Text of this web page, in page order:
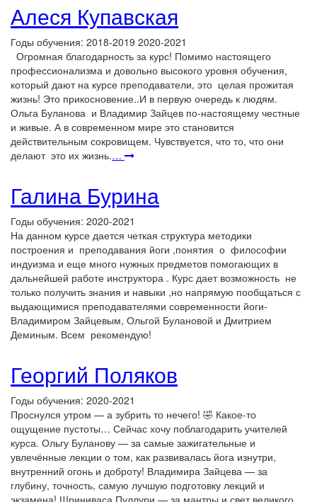
Алеся Купавская
Годы обучения: 2018-2019 2020-2021
Огромная благодарность за курс! Помимо настоящего
профессионализма и довольно высокого уровня обучения,
который дают на курсе преподаватели, это целая прожитая
жизнь! Это прикосновение..И в первую очередь к людям.
Ольга Буланова и Владимир Зайцев по-настоящему честные
и живые. А в современном мире это становится
действительным сокровищем. Чувствуется, что то, что они
делают это их жизнь.…
Галина Бурина
Годы обучения: 2020-2021
На данном курсе дается четкая структура методики
построения и преподавания йоги ,понятия о философии
индуизма и еще много нужных предметов помогающих в
дальнейшей работе инструктора . Курс дает возможность не
только получить знания и навыки ,но напрямую пообщаться с
выдающимися преподавателями современности йоги-
Владимиром Зайцевым, Ольгой Булановой и Дмитрием
Деминым. Всем рекомендую!
Георгий Поляков
Годы обучения: 2020-2021
Проснулся утром — а зубрить то нечего! 🤣 Какое-то
ощущение пустоты… Сейчас хочу поблагодарить учителей
курса. Ольгу Буланову — за самые зажигательные и
увлечённые лекции о том, как развивалась йога изнутри,
внутренний огонь и доброту! Владимира Зайцева — за
глубину, точность, самую лучшую подготовку лекций и
экзамена! Шриниваса Пуллури — за мантры и свет великого…